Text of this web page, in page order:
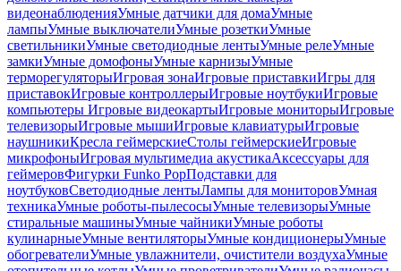
видеонаблюденияУмные датчики для домаУмные
лампыУмные выключателиУмные розеткиУмные
светильникиУмные светодиодные лентыУмные релеУмные
замкиУмные домофоныУмные карнизыУмные
терморегуляторыИгровая зонаИгровые приставкиИгры для
приставокИгровые контроллерыИгровые ноутбукиИгровые
компьютеры Игровые видеокартыИгровые мониторыИгровые
телевизорыИгровые мышиИгровые клавиатурыИгровые
наушникиКресла геймерскиеСтолы геймерскиеИгровые
микрофоныИгровая мультимедиа акустикаАксессуары для
геймеровФигурки Funko PopПодставки для
ноутбуковСветодиодные лентыЛампы для мониторовУмная
техникаУмные роботы-пылесосыУмные телевизорыУмные
стиральные машиныУмные чайникиУмные роботы
кулинарныеУмные вентиляторыУмные кондиционерыУмные
обогревателиУмные увлажнители, очистители воздухаУмные